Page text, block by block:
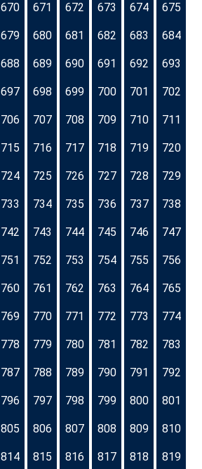
670 671 672 673 674 675
679 680 681 682 683 684
688 689 690 691 692 693
697 698 699 700 701 702
706 707 708 709 710 711
715 716 717 718 719 720
724 725 726 727 728 729
733 734 735 736 737 738
742 743 744 745 746 747
751 752 753 754 755 756
760 761 762 763 764 765
769 770 771 772 773 774
778 779 780 781 782 783
787 788 789 790 791 792
796 797 798 799 800 801
805 806 807 808 809 810
814 815 816 817 818 819